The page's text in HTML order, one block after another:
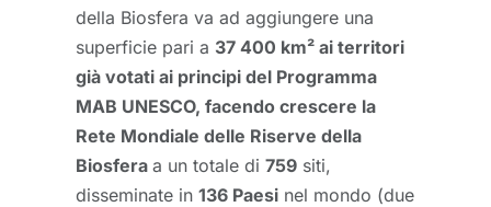
della Biosfera va ad aggiungere una
superficie pari a 37 400 km² ai territori
già votati ai principi del Programma
MAB UNESCO, facendo crescere la
Rete Mondiale delle Riserve della
Biosfera a un totale di 759 siti,
disseminate in 136 Paesi nel mondo (due